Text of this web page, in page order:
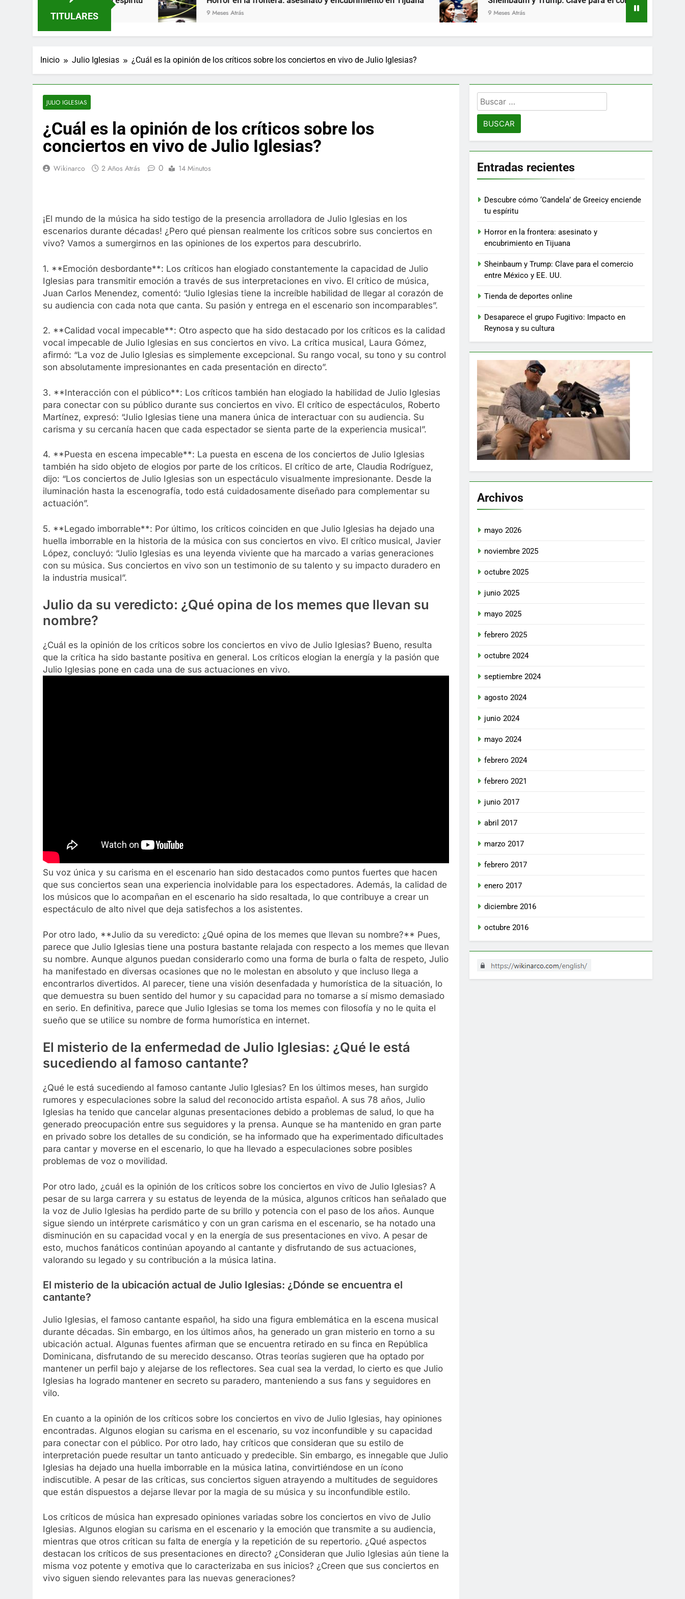
TITULARES 9 Meses Atrás 9 Meses Atrás
Inicio Julio Iglesias ¿Cuál es la opinión de los críticos sobre los conciertos en vivo de Julio Iglesias?
JULIO IGLESIAS
¿Cuál es la opinión de los críticos sobre los
conciertos en vivo de Julio Iglesias?
Wikinarco 2 Años Atrás 0 14 Minutos
¡El mundo de la música ha sido testigo de la presencia arrolladora de Julio Iglesias en los
escenarios durante décadas! ¿Pero qué piensan realmente los críticos sobre sus conciertos en
vivo? Vamos a sumergirnos en las opiniones de los expertos para descubrirlo.
1. **Emoción desbordante**: Los críticos han elogiado constantemente la capacidad de Julio
Iglesias para transmitir emoción a través de sus interpretaciones en vivo. El crítico de música,
Juan Carlos Menendez, comentó: “Julio Iglesias tiene la increíble habilidad de llegar al corazón de
su audiencia con cada nota que canta. Su pasión y entrega en el escenario son incomparables”.
2. **Calidad vocal impecable**: Otro aspecto que ha sido destacado por los críticos es la calidad
vocal impecable de Julio Iglesias en sus conciertos en vivo. La crítica musical, Laura Gómez,
afirmó: “La voz de Julio Iglesias es simplemente excepcional. Su rango vocal, su tono y su control
son absolutamente impresionantes en cada presentación en directo”.
3. **Interacción con el público**: Los críticos también han elogiado la habilidad de Julio Iglesias
para conectar con su público durante sus conciertos en vivo. El crítico de espectáculos, Roberto
Martínez, expresó: “Julio Iglesias tiene una manera única de interactuar con su audiencia. Su
carisma y su cercanía hacen que cada espectador se sienta parte de la experiencia musical”.
4. **Puesta en escena impecable**: La puesta en escena de los conciertos de Julio Iglesias
también ha sido objeto de elogios por parte de los críticos. El crítico de arte, Claudia Rodríguez,
dijo: “Los conciertos de Julio Iglesias son un espectáculo visualmente impresionante. Desde la
iluminación hasta la escenografía, todo está cuidadosamente diseñado para complementar su
actuación”.
5. **Legado imborrable**: Por último, los críticos coinciden en que Julio Iglesias ha dejado una
huella imborrable en la historia de la música con sus conciertos en vivo. El crítico musical, Javier
López, concluyó: “Julio Iglesias es una leyenda viviente que ha marcado a varias generaciones
con su música. Sus conciertos en vivo son un testimonio de su talento y su impacto duradero en
la industria musical”.
Julio da su veredicto: ¿Qué opina de los memes que llevan su
nombre?
¿Cuál es la opinión de los críticos sobre los conciertos en vivo de Julio Iglesias? Bueno, resulta
que la crítica ha sido bastante positiva en general. Los críticos elogian la energía y la pasión que
Julio Iglesias pone en cada una de sus actuaciones en vivo.
Su voz única y su carisma en el escenario han sido destacados como puntos fuertes que hacen
que sus conciertos sean una experiencia inolvidable para los espectadores. Además, la calidad de
los músicos que lo acompañan en el escenario ha sido resaltada, lo que contribuye a crear un
espectáculo de alto nivel que deja satisfechos a los asistentes.
Por otro lado, **Julio da su veredicto: ¿Qué opina de los memes que llevan su nombre?** Pues,
parece que Julio Iglesias tiene una postura bastante relajada con respecto a los memes que llevan
su nombre. Aunque algunos puedan considerarlo como una forma de burla o falta de respeto, Julio
ha manifestado en diversas ocasiones que no le molestan en absoluto y que incluso llega a
encontrarlos divertidos. Al parecer, tiene una visión desenfadada y humorística de la situación, lo
que demuestra su buen sentido del humor y su capacidad para no tomarse a sí mismo demasiado
en serio. En definitiva, parece que Julio Iglesias se toma los memes con filosofía y no le quita el
sueño que se utilice su nombre de forma humorística en internet.
El misterio de la enfermedad de Julio Iglesias: ¿Qué le está
sucediendo al famoso cantante?
¿Qué le está sucediendo al famoso cantante Julio Iglesias? En los últimos meses, han surgido
rumores y especulaciones sobre la salud del reconocido artista español. A sus 78 años, Julio
Iglesias ha tenido que cancelar algunas presentaciones debido a problemas de salud, lo que ha
generado preocupación entre sus seguidores y la prensa. Aunque se ha mantenido en gran parte
en privado sobre los detalles de su condición, se ha informado que ha experimentado dificultades
para cantar y moverse en el escenario, lo que ha llevado a especulaciones sobre posibles
problemas de voz o movilidad.
Por otro lado, ¿cuál es la opinión de los críticos sobre los conciertos en vivo de Julio Iglesias? A
pesar de su larga carrera y su estatus de leyenda de la música, algunos críticos han señalado que
la voz de Julio Iglesias ha perdido parte de su brillo y potencia con el paso de los años. Aunque
sigue siendo un intérprete carismático y con un gran carisma en el escenario, se ha notado una
disminución en su capacidad vocal y en la energía de sus presentaciones en vivo. A pesar de
esto, muchos fanáticos continúan apoyando al cantante y disfrutando de sus actuaciones,
valorando su legado y su contribución a la música latina.
El misterio de la ubicación actual de Julio Iglesias: ¿Dónde se encuentra el
cantante?
Julio Iglesias, el famoso cantante español, ha sido una figura emblemática en la escena musical
durante décadas. Sin embargo, en los últimos años, ha generado un gran misterio en torno a su
ubicación actual. Algunas fuentes afirman que se encuentra retirado en su finca en República
Dominicana, disfrutando de su merecido descanso. Otras teorías sugieren que ha optado por
mantener un perfil bajo y alejarse de los reflectores. Sea cual sea la verdad, lo cierto es que Julio
Iglesias ha logrado mantener en secreto su paradero, manteniendo a sus fans y seguidores en
vilo.
En cuanto a la opinión de los críticos sobre los conciertos en vivo de Julio Iglesias, hay opiniones
encontradas. Algunos elogian su carisma en el escenario, su voz inconfundible y su capacidad
para conectar con el público. Por otro lado, hay críticos que consideran que su estilo de
interpretación puede resultar un tanto anticuado y predecible. Sin embargo, es innegable que Julio
Iglesias ha dejado una huella imborrable en la música latina, convirtiéndose en un ícono
indiscutible. A pesar de las críticas, sus conciertos siguen atrayendo a multitudes de seguidores
que están dispuestos a dejarse llevar por la magia de su música y su inconfundible estilo.
Los críticos de música han expresado opiniones variadas sobre los conciertos en vivo de Julio
Iglesias. Algunos elogian su carisma en el escenario y la emoción que transmite a su audiencia,
mientras que otros critican su falta de energía y la repetición de su repertorio. ¿Qué aspectos
destacan los críticos de sus presentaciones en directo? ¿Consideran que Julio Iglesias aún tiene la
misma voz potente y emotiva que lo caracterizaba en sus inicios? ¿Creen que sus conciertos en
vivo siguen siendo relevantes para las nuevas generaciones?
Buscar:
Entradas recientes
Descubre cómo ‘Candela’ de Greeicy enciende
tu espíritu
Horror en la frontera: asesinato y
encubrimiento en Tijuana
Sheinbaum y Trump: Clave para el comercio
entre México y EE. UU.
Tienda de deportes online
Desaparece el grupo Fugitivo: Impacto en
Reynosa y su cultura
Archivos
mayo 2026
noviembre 2025
octubre 2025
junio 2025
mayo 2025
febrero 2025
octubre 2024
septiembre 2024
agosto 2024
junio 2024
mayo 2024
febrero 2024
febrero 2021
junio 2017
abril 2017
marzo 2017
febrero 2017
enero 2017
diciembre 2016
octubre 2016